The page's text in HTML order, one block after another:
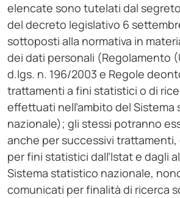
elencate sono tutelati dal
del decreto legislativo 6
sottoposti alla normativa in
dei dati personali (Regolamento
d.lgs. n. 196/2003 e Regole
trattamenti a fini statistici o di
effettuati nell’ambito del Sistema
nazionale); gli stessi potranno
anche per successivi
per fini statistici dall’Istat e dagli
Sistema statistico nazionale,
comunicati per finalità di ricerca